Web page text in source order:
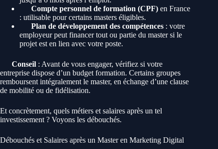
Compte personnel de formation (CPF) en France
: utilisable pour certains masters éligibles.
Plan de développement des compétences : votre
employeur peut financer tout ou partie du master si le
projet est en lien avec votre poste.
Conseil : Avant de vous engager, vérifiez si votre
entreprise dispose d’un budget formation. Certains groupes
remboursent intégralement le master, en échange d’une clause
de mobilité ou de fidélisation.
Et concrètement, quels métiers et salaires après un tel
investissement ? Voyons les débouchés.
Débouchés et Salaires après un Master en Marketing Digital